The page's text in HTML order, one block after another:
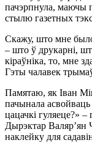
пачэрпнула, маючы
стылю газетных
Скажу, што мне было
– што ў друкарні,
кіраўніка, то, мне
Гэты чалавек
Памятаю, як Іван
пачынала
цацачкі гуляеце?»
Дырэктар Валяр’ян
наклейку для